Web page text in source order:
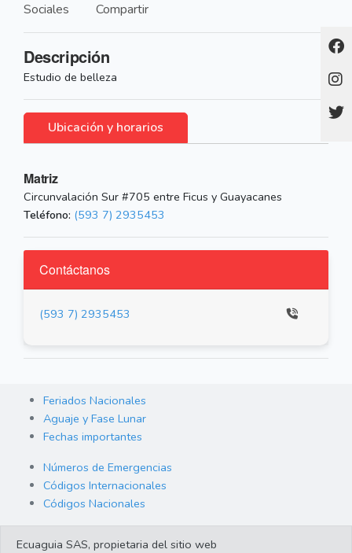
Sociales
Compartir
Descripción
Estudio de belleza
Ubicación y horarios
Matriz
Circunvalación Sur #705 entre Ficus y Guayacanes
Teléfono: (593 7) 2935453
Contáctanos
(593 7) 2935453
Feriados Nacionales
Aguaje y Fase Lunar
Fechas importantes
Números de Emergencias
Códigos Internacionales
Códigos Nacionales
Ecuaguia SAS, propietaria del sitio web